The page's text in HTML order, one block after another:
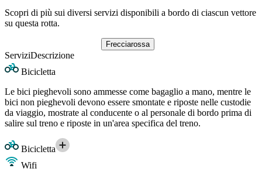
Scopri di più sui diversi servizi disponibili a bordo di ciascun vettore
su questa rotta.
Frecciarossa
ServiziDescrizione
Bicicletta
Le bici pieghevoli sono ammesse come bagaglio a mano, mentre le
bici non pieghevoli devono essere smontate e riposte nelle custodie
da viaggio, mostrate al conducente o al personale di bordo prima di
salire sul treno e riposte in un'area specifica del treno.
Bicicletta
Wifi